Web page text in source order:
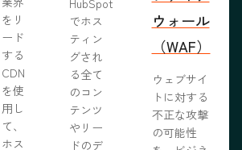
をリ
ード
する
CDN
を使
用し
て、
ホス
でホス
ティン
グされ
る全て
のコン
テンツ
やリー
ドのデ
ウォール
（WAF）
ウェブサイ
トに対する
不正な攻撃
の可能性